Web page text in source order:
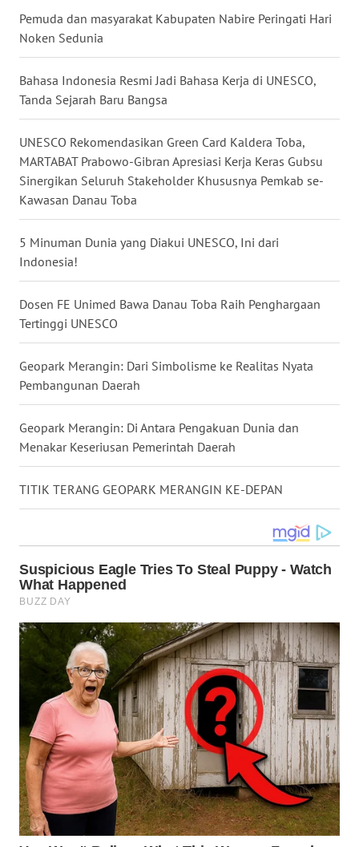
‎Pemuda dan masyarakat Kabupaten Nabire Peringati Hari
Noken Sedunia
Bahasa Indonesia Resmi Jadi Bahasa Kerja di UNESCO,
Tanda Sejarah Baru Bangsa
UNESCO Rekomendasikan Green Card Kaldera Toba,
MARTABAT Prabowo-Gibran Apresiasi Kerja Keras Gubsu
Sinergikan Seluruh Stakeholder Khususnya Pemkab se-
Kawasan Danau Toba
5 Minuman Dunia yang Diakui UNESCO, Ini dari
Indonesia!
Dosen FE Unimed Bawa Danau Toba Raih Penghargaan
Tertinggi UNESCO
Geopark Merangin: Dari Simbolisme ke Realitas Nyata
Pembangunan Daerah
Geopark Merangin: Di Antara Pengakuan Dunia dan
Menakar Keseriusan Pemerintah Daerah
TITIK TERANG GEOPARK MERANGIN KE-DEPAN
WN
PAPUA
WN
WN
WN
WN
SULTENG
WN
SULBAR
WN
WN
SUMBAR
WN
SUMSEL
WN
BENGKULU
WN
LAMPUNG
WN
JATENG